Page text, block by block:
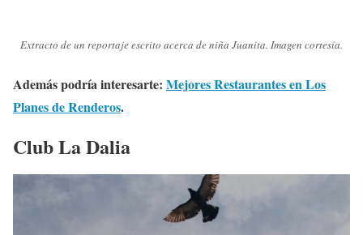
Extracto de un reportaje escrito acerca de niña Juanita. Imagen cortesía.
Además podría interesarte: Mejores Restaurantes en Los
Planes de Renderos.
Club La Dalia